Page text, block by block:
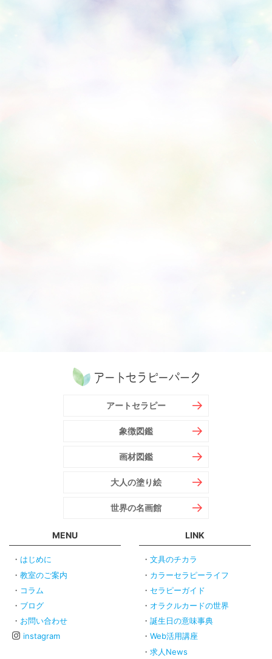
アートセラピー
象徴図鑑
画材図鑑
大人の塗り絵
世界の名画館
MENU
はじめに
教室のご案内
コラム
ブログ
お問い合わせ
instagram
LINK
文具のチカラ
カラーセラピーライフ
セラピーガイド
オラクルカードの世界
誕生日の意味事典
Web活用講座
求人News